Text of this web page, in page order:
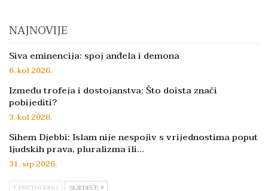
NAJNOVIJE
Siva eminencija: spoj anđela i demona
6. kol 2026.
Između trofeja i dostojanstva: Što doista znači
pobijediti?
3. kol 2026.
Sihem Djebbi: Islam nije nespojiv s vrijednostima poput
ljudskih prava, pluralizma ili…
31. srp 2026.
PRETHODNO SLJEDEĆE